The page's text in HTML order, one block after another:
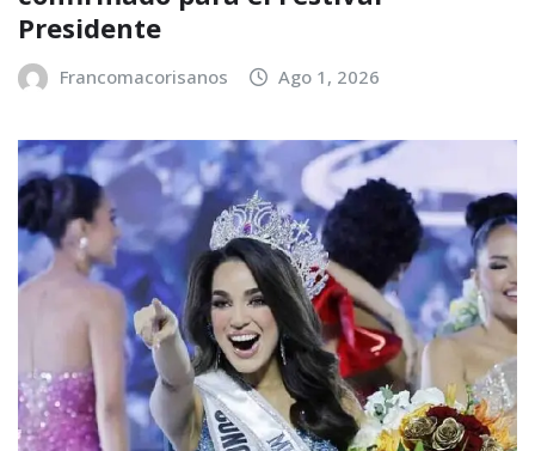
Presidente
Francomacorisanos Ago 1, 2026